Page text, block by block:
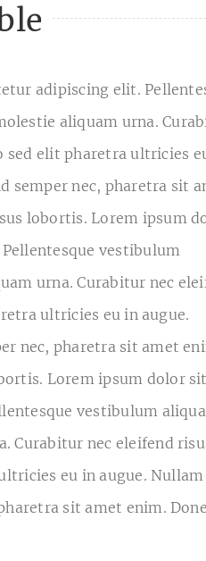
adipiscing elit.
aliquam urna.
sed elit pharetra ultricies
semper nec, pharetra sit
lobortis. Lorem ipsum
vestibulum
urna. Curabitur nec
ultricies eu in augue.
nec, pharetra sit amet
Lorem ipsum dolor sit
vestibulum
Curabitur nec eleifend
eu in augue. Nullam
sit amet enim.